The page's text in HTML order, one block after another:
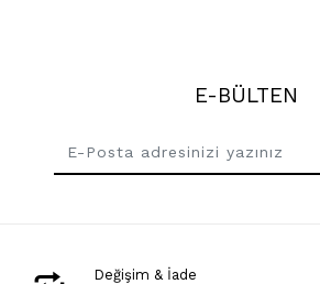
E-BÜLTEN
Değişim & İade